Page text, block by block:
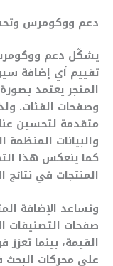
دعم ووكومرس
يشكّل دعم
تقييم أي إضافة
المتجر يعتمد
وصفحات الفئات.
متقدمة لتحسين
والبيانات المنظمة
كما ينعكس هذا
المنتجات في نتائج
وتساعد الإضافة
صفحات التصنيفات
القيمة، بينما
على محركات البحث